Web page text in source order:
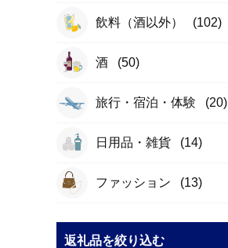
飲料（酒以外） (102)
酒 (50)
旅行・宿泊・体験 (20)
日用品・雑貨 (14)
ファッション (13)
返礼品を絞り込む